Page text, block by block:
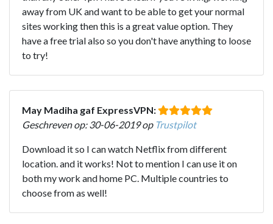
away from UK and want to be able to get your normal
sites working then this is a great value option. They
have a free trial also so you don't have anything to loose
to try!
May Madiha gaf ExpressVPN:
Geschreven op: 30-06-2019 op Trustpilot
Download it so I can watch Netflix from different
location. and it works! Not to mention I can use it on
both my work and home PC. Multiple countries to
choose from as well!